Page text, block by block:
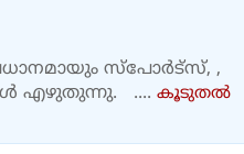
സ്പോർട്സ്, ,
എഴുതുന്നു. .... കൂടുതല്‍